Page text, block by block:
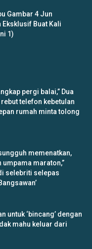
Gambar 4 Jun
Eksklusif Buat Kali
1)
pergi balai,” Dua
telefon kebetulan
rumah minta tolong
memenatkan,
umpama maraton,”
selebriti selepas
untuk ‘bincang’ dengan
mahu keluar dari